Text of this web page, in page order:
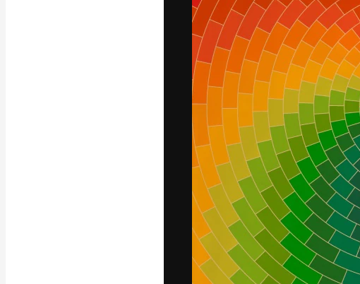
मिलियन से ज़्यादा सब्सक्राइबर।
हिन्दी
Copyright © 2010- 2026